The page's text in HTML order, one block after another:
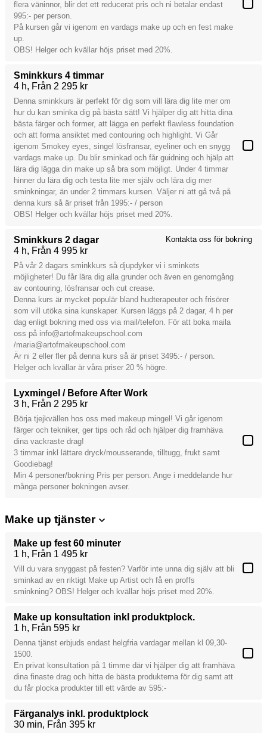
flera väninnor, blir det ett reducerat pris och ni betalar endast
995:- per person.
På kursen går vi igenom en vardags make up och en fest make
up.
OBS! Helger och kvällar höjs priset med 20%.
Sminkkurs 4 timmar
4 h
Från 2 295 kr
Denna sminkkurs är perfekt för dig som vill lära dig lite mer om
hur du kan sminka dig på bästa sätt! Vi hjälper dig att hitta dina
bästa färger och former, att lägga en perfekt flawless foundation
och att forma ansiktet med contouring och highlight. Vi Går
igenom Smokey eyes, singel lösfransar, eyeliner och en snygg
vardags make up. Du blir sminkad och får guidning och hjälp att
lära dig lägga din make up så bra som möjligt. Under 4 timmar
hinner du lära dig och testa lite mer själv och lära dig mer
sminkningar, än under 2 timmars kursen. Väljer ni att gå två på
denna kurs så är priset från 1995:- / person
OBS! Helger och kvällar höjs priset med 20%.
Kontakta oss för bokning
Sminkkurs 2 dagar
4 h
Från 4 995 kr
På vår 2 dagars sminkkurs så djupdyker vi i sminkets
möjligheter! Du får lära dig alla grunder och även en genomgång
av contouring, lösfransar och cut crease.
Denna kurs är mycket populär bland hudterapeuter och frisörer
som vill utöka sina kunskaper. Kursen läggs på 2 dagar, 4 h per
dag enligt bokning med oss via mail/telefon. För att boka maila
oss på info@artofmakeupschool.com
/maria@artofmakeupschool.com
Är ni 2 eller fler på denna kurs så är priset 3495:- / person.
Helger och kvällar är våra priser 20 % högre.
Lyxmingel / Before After Work
3 h
Från 2 295 kr
Börja tjejkvällen hos oss med makeup mingel! Vi går igenom
färger och tekniker, ger tips och råd och hjälper dig framhäva
dina vackraste drag!
3 timmar inkl lättare dryck/mousserande, tilltugg, frukt samt
Goodiebag!
Min 4 personer/bokning Pris per person. Ange i meddelande hur
många personer bokningen avser.
Make up tjänster
Make up fest 60 minuter
1 h
Från 1 495 kr
Vill du vara snyggast på festen? Varför inte unna dig själv att bli
sminkad av en riktigt Make up Artist och få en proffs
sminkning? OBS! Helger och kvällar höjs priset med 20%.
Make up konsultation inkl produktplock.
1 h
Från 595 kr
Denna tjänst erbjuds endast helgfria vardagar mellan kl 09,30-
1500.
En privat konsultation på 1 timme där vi hjälper dig att framhäva
dina finaste drag och hitta de bästa produkterna för dig samt att
du får plocka produkter till ett värde av 595:-
Färganalys inkl. produktplock
30 min
Från 395 kr